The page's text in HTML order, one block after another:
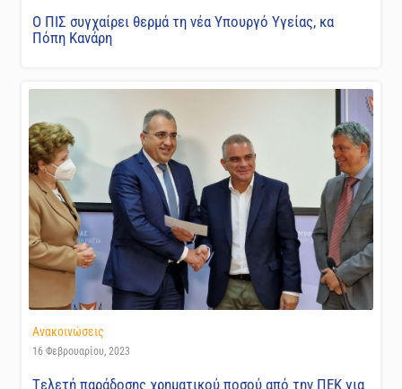
Ο ΠΙΣ συγχαίρει θερμά τη νέα Υπουργό Υγείας, κα
Πόπη Κανάρη
Ανακοινώσεις
16 Φεβρουαρίου, 2023
Tελετή παράδοσης χρηματικού ποσού από την ΠΕΚ για